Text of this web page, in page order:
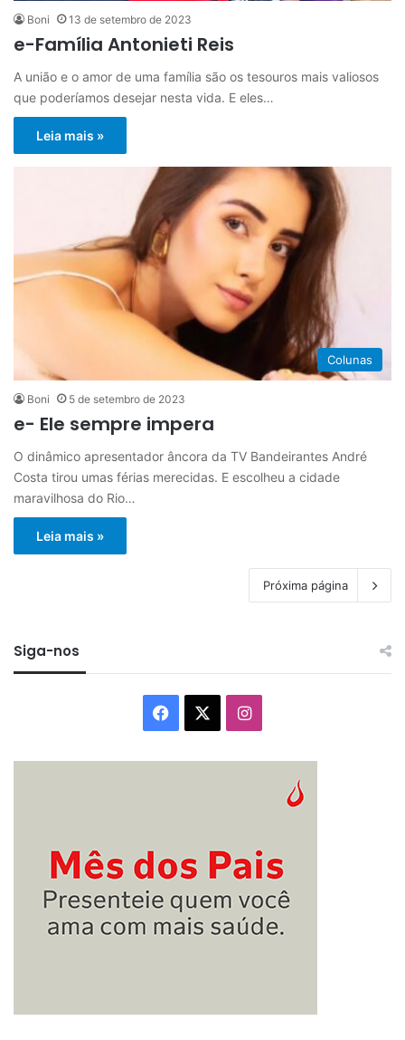
Boni 13 de setembro de 2023
e-Família Antonieti Reis
A união e o amor de uma família são os tesouros mais valiosos
que poderíamos desejar nesta vida. E eles…
Leia mais »
Colunas
Boni 5 de setembro de 2023
e- Ele sempre impera
O dinâmico apresentador âncora da TV Bandeirantes André
Costa tirou umas férias merecidas. E escolheu a cidade
maravilhosa do Rio…
Leia mais »
Próxima página
Siga-nos
Facebook Instagram